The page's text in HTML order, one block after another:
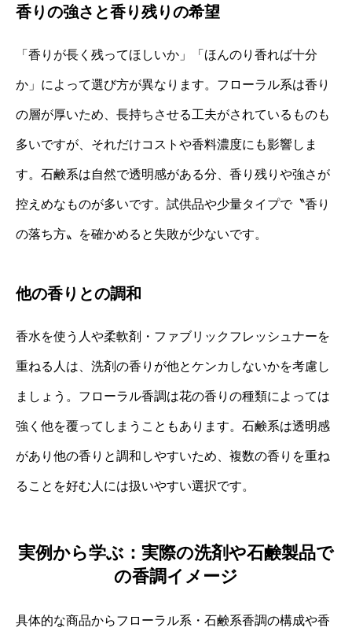
香りの強さと香り残りの希望
「香りが長く残ってほしいか」「ほんのり香れば十分
か」によって選び方が異なります。フローラル系は香り
の層が厚いため、長持ちさせる工夫がされているものも
多いですが、それだけコストや香料濃度にも影響しま
す。石鹸系は自然で透明感がある分、香り残りや強さが
控えめなものが多いです。試供品や少量タイプで〝香り
の落ち方〟を確かめると失敗が少ないです。
他の香りとの調和
香水を使う人や柔軟剤・ファブリックフレッシュナーを
重ねる人は、洗剤の香りが他とケンカしないかを考慮し
ましょう。フローラル香調は花の香りの種類によっては
強く他を覆ってしまうこともあります。石鹸系は透明感
があり他の香りと調和しやすいため、複数の香りを重ね
ることを好む人には扱いやすい選択です。
実例から学ぶ：実際の洗剤や石鹸製品で
の香調イメージ
具体的な商品からフローラル系・石鹸系香調の構成や香